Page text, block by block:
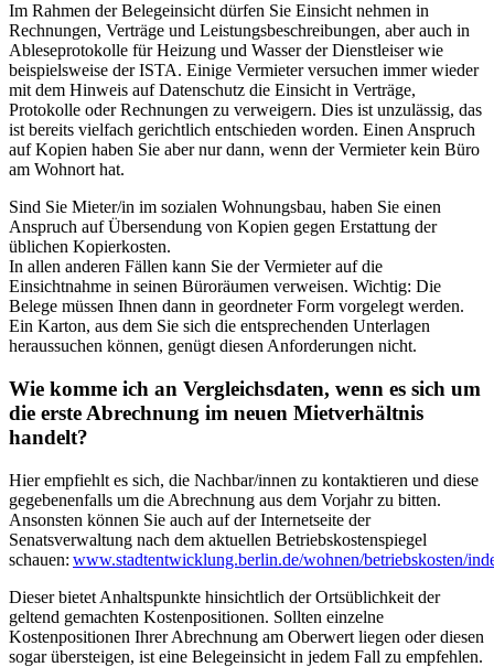
Im Rahmen der Belegeinsicht dürfen Sie Einsicht nehmen in
Rechnungen, Verträge und Leistungsbeschreibungen, aber auch in
Ableseprotokolle für Heizung und Wasser der Dienstleiser wie
beispielsweise der ISTA. Einige Vermieter versuchen immer wieder
mit dem Hinweis auf Datenschutz die Einsicht in Verträge,
Protokolle oder Rechnungen zu verweigern. Dies ist unzulässig, das
ist bereits vielfach gerichtlich entschieden worden. Einen Anspruch
auf Kopien haben Sie aber nur dann, wenn der Vermieter kein Büro
am Wohnort hat.
Sind Sie Mieter/in im sozialen Wohnungsbau, haben Sie einen
Anspruch auf Übersendung von Kopien gegen Erstattung der
üblichen Kopierkosten.
In allen anderen Fällen kann Sie der Vermieter auf die
Einsichtnahme in seinen Büroräumen verweisen. Wichtig: Die
Belege müssen Ihnen dann in geordneter Form vorgelegt werden.
Ein Karton, aus dem Sie sich die entsprechenden Unterlagen
heraussuchen können, genügt diesen Anforderungen nicht.
Wie komme ich an Vergleichsdaten, wenn es sich um
die erste Abrechnung im neuen Mietverhältnis
handelt?
Hier empfiehlt es sich, die Nachbar/innen zu kontaktieren und diese
gegebenenfalls um die Abrechnung aus dem Vorjahr zu bitten.
Ansonsten können Sie auch auf der Internetseite der
Senatsverwaltung nach dem aktuellen Betriebskostenspiegel
schauen: www.stadtentwicklung.berlin.de/wohnen/betriebskosten/
Dieser bietet Anhaltspunkte hinsichtlich der Ortsüblichkeit der
geltend gemachten Kostenpositionen. Sollten einzelne
Kostenpositionen Ihrer Abrechnung am Oberwert liegen oder diesen
sogar übersteigen, ist eine Belegeinsicht in jedem Fall zu empfehlen.